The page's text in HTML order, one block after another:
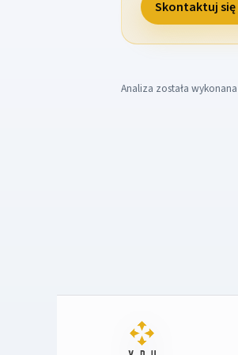
Skontaktuj się
Analiza została